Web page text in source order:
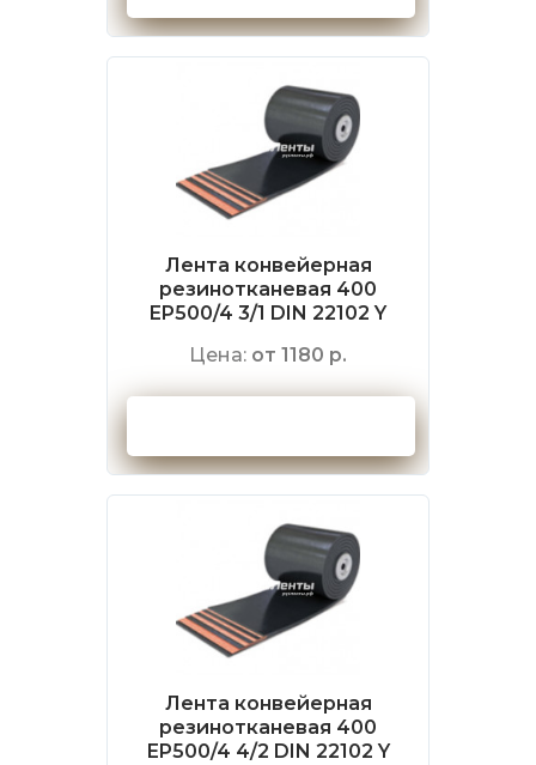
Лента конвейерная
резинотканевая 400
EP500/4 3/1 DIN 22102 Y
Цена: от 1180 р.
Лента конвейерная
резинотканевая 400
EP500/4 4/2 DIN 22102 Y